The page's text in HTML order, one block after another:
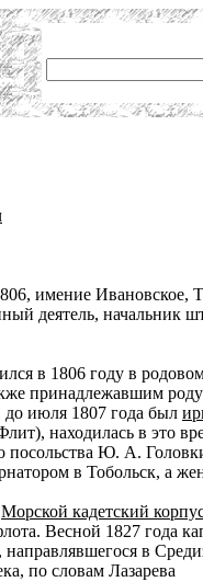
имение Ивановское,
деятель, начальник
в 1806 году в
принадлежавшим
июля 1807 года был
находилась в это
посольства Ю. А.
в Тобольск, а
Морской кадетский
Весной 1827 года
в
по словам Лазарева